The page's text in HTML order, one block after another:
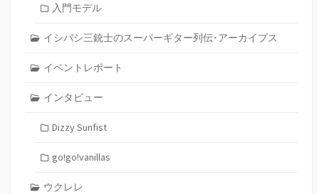
入門モデル
イシバシ三銃士のスーパーギター列伝･アーカイブス
イベントレポート
インタビュー
Dizzy Sunfist
go!go!vanillas
ウクレレ